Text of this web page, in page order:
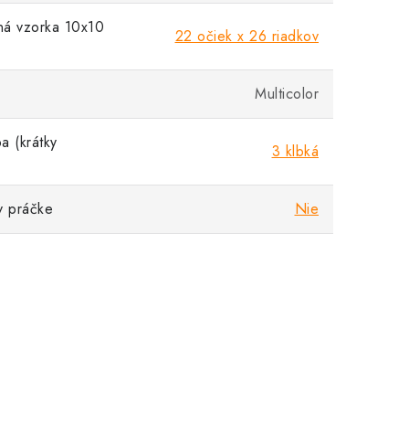
vzorka 10x10 22 očiek x 26 riadkov
Multicolor
(krátky 3 klbká
práčke Nie